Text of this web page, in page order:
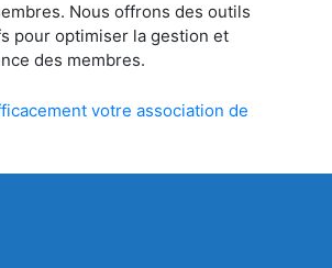
Nous offrons des outils
pour optimiser la gestion et
des membres.
votre association de